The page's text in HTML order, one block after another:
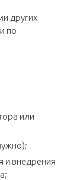
других
по
или
и внедрения